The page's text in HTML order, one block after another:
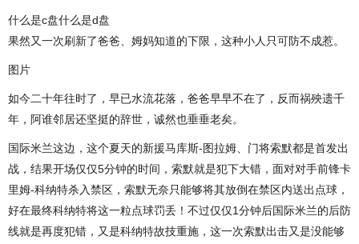
什么是c盘什么是d盘
果然又一次刷新了爸爸、姆妈知道的下限，这种小人只可防不成惹。
图片
如今二十年往时了，早已水流花落，爸爸早早不在了，反而祸殃遗千
年，阿谁邻居还坚挺的辞世，诚然也垂垂老矣。
国际米兰这边，这个夏天的新援马库斯-图拉姆、门将索默都是首发出
战，结果开场仅仅5分钟的时间，索默就是犯下大错，面对对手前锋卡
里姆-科纳特杀入禁区，索默无奈只能够将其放倒在禁区内送出点球，
好在最终科纳特将这一粒点球罚丢！不过仅仅1分钟后国际米兰的后防
线就是再度犯错，又是科纳特故技重施，这一次索默出击又是没能够